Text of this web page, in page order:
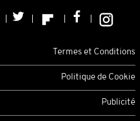
Termes et Conditions
Politique de Cookie
Publicité